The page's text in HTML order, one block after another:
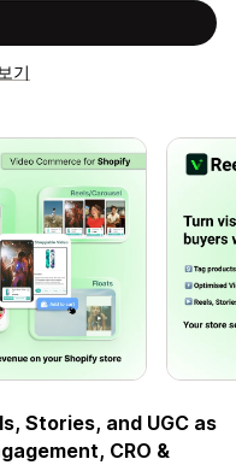
기
Stories, and UGC as
CRO &